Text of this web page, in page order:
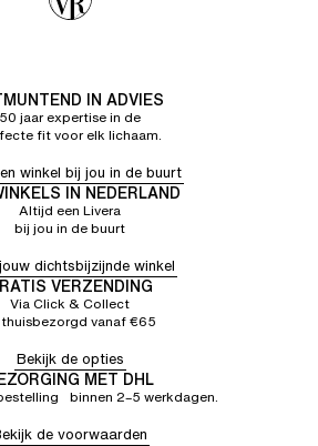
IN ADVIES
50 jaar expertise in de
fit voor elk lichaam.
winkel bij jou in de buurt
IN NEDERLAND
Altijd een Livera
bij jou in de buurt
dichtsbijzijnde winkel
VERZENDING
Via Click & Collect
vanaf €65
Bekijk de opties
MET DHL
binnen 2–5 werkdagen.
de voorwaarden